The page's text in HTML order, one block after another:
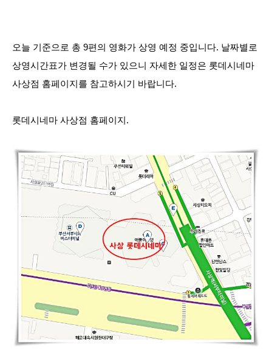
오늘 기준으로 총 9편의 영화가 상영 예정 중입니다. 날짜별로
상영시간표가 변경될 수가 있으니 자세한 일정은 롯데시네마
사상점 홈페이지를 참고하시기 바랍니다.
롯데시네마 사상점 홈페이지.